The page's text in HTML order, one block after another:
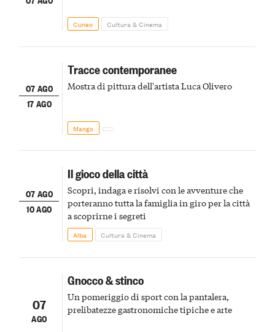
Cuneo Cultura & Cinema
07 AGO
17 AGO
Tracce contemporanee
Mostra di pittura dell'artista Luca Olivero
Mango
07 AGO
10 AGO
Il gioco della città
Scopri, indaga e risolvi con le avventure che
porteranno tutta la famiglia in giro per la città
a scoprirne i segreti
Alba Cultura & Cinema
07
AGO
Gnocco & stinco
Un pomeriggio di sport con la pantalera,
prelibatezze gastronomiche tipiche e arte